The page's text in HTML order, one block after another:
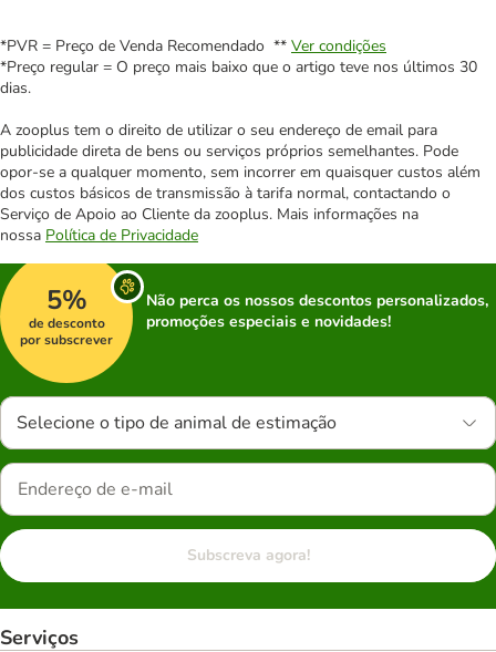
*PVR = Preço de Venda Recomendado ** Ver condições
*Preço regular = O preço mais baixo que o artigo teve nos últimos 30
dias.
A zooplus tem o direito de utilizar o seu endereço de email para
publicidade direta de bens ou serviços próprios semelhantes. Pode
opor-se a qualquer momento, sem incorrer em quaisquer custos além
dos custos básicos de transmissão à tarifa normal, contactando o
Serviço de Apoio ao Cliente da zooplus. Mais informações na
nossa Política de Privacidade
5%
de desconto
por subscrever
Não perca os nossos descontos personalizados,
promoções especiais e novidades!
Selecione o tipo de animal de estimação
Subscreva agora!
Serviços